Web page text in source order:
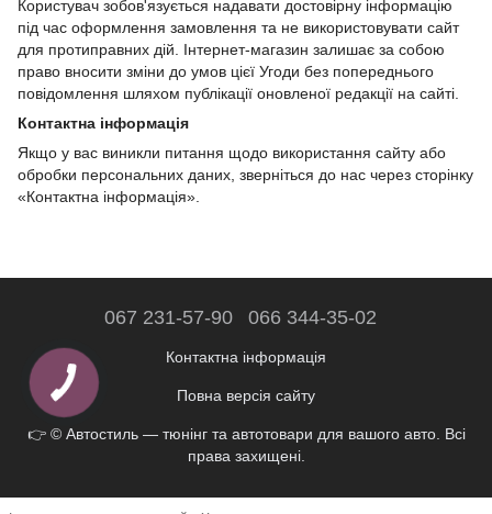
Користувач зобов'язується надавати достовірну інформацію
під час оформлення замовлення та не використовувати сайт
для протиправних дій. Інтернет-магазин залишає за собою
право вносити зміни до умов цієї Угоди без попереднього
повідомлення шляхом публікації оновленої редакції на сайті.
Контактна інформація
Якщо у вас виникли питання щодо використання сайту або
обробки персональних даних, зверніться до нас через сторінку
«Контактна інформація».
067 231-57-90 066 344-35-02
Контактна інформація
Повна версія сайту
👉 © Автостиль — тюнінг та автотовари для вашого авто. Всі
права захищені.